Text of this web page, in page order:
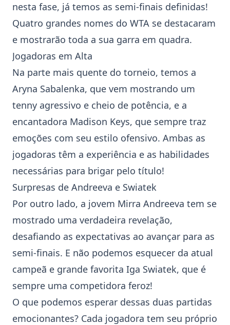
nesta fase, já temos as semi-finais definidas!
Quatro grandes nomes do WTA se destacaram
e mostrarão toda a sua garra em quadra.
Jogadoras em Alta
Na parte mais quente do torneio, temos a
Aryna Sabalenka, que vem mostrando um
tenny agressivo e cheio de potência, e a
encantadora Madison Keys, que sempre traz
emoções com seu estilo ofensivo. Ambas as
jogadoras têm a experiência e as habilidades
necessárias para brigar pelo título!
Surpresas de Andreeva e Swiatek
Por outro lado, a jovem Mirra Andreeva tem se
mostrado uma verdadeira revelação,
desafiando as expectativas ao avançar para as
semi-finais. E não podemos esquecer da atual
campeã e grande favorita Iga Swiatek, que é
sempre uma competidora feroz!
O que podemos esperar dessas duas partidas
emocionantes? Cada jogadora tem seu próprio